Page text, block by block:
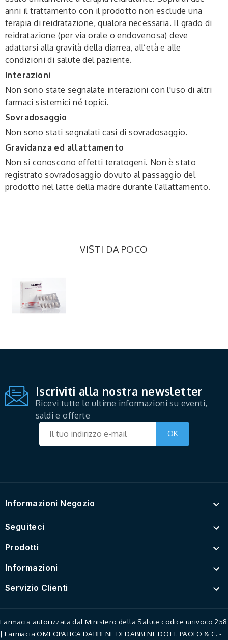
anni il trattamento con il prodotto non esclude una
terapia di reidratazione, qualora necessaria. Il grado di
reidratazione (per via orale o endovenosa) deve
adattarsi alla gravità della diarrea, all’età e alle
condizioni di salute del paziente.
Interazioni
Non sono state segnalate interazioni con l'uso di altri
farmaci sistemici né topici.
Sovradosaggio
Non sono stati segnalati casi di sovradosaggio.
Gravidanza ed allattamento
Non si conoscono effetti teratogeni. Non è stato
registrato sovradosaggio dovuto al passaggio del
prodotto nel latte della madre durante l’allattamento.
VISTI DA POCO
Iscriviti alla nostra newsletter
Ricevi tutte le ultime informazioni su eventi,
saldi e offerte
Informazioni Negozio 
Seguiteci 
Prodotti 
Informazioni 
Servizio Clienti 
Farmacia autorizzata dal Ministero della Salute codice univoco 258
| Farmacia OMEOPATICA DABBENE DI DABBENE DOTT. PAOLO & C. -